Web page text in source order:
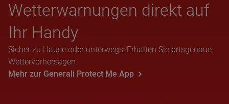
Wet­ter­war­nun­gen direkt auf
Ihr Handy
Sicher zu Hause oder unterwegs: Erhalten Sie ortsgenaue
Wettervorhersagen.
Mehr zur Generali Protect Me App